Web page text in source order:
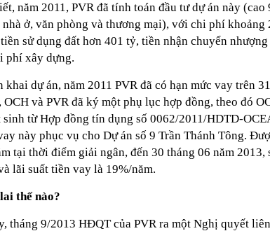
năm 2011, PVR đã tính toán đầu tư dự án này (cao
nhà ở, văn phòng và thương mại), với chi phí khoảng
sử dụng đất hơn 401 tỷ, tiền nhận chuyển
phí xây dựng.
khai dự án, năm 2011 PVR đã có hạn mức vay trên
OCH và PVR đã ký một phụ lục hợp đồng, theo đó
sinh từ Hợp đồng tín dụng số 0062/2011/HDTD-
này phục vụ cho Dự án số 9 Trần Thánh Tông.
tại thời điểm giải ngân, đến 30 tháng 06 năm
lãi suất tiền vay là 19%/năm.
thế nào?
tháng 9/2013 HĐQT của PVR ra một Nghị quyết